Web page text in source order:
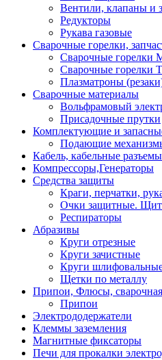
Вентили, клапаны и
Редукторы
Рукава газовые
Сварочные горелки,
Сварочные горелки
Сварочные горелки
Плазматроны
Сварочные материалы
Вольфрамовый
Присадочные прутки
Комплектующие и
Подающие
Кабель, кабельные
Компрессоры,Генераторы
Средства защиты
Краги, перчатки,
Очки защитные.
Респираторы
Абразивы
Круги отрезные
Круги зачистные
Круги
Щетки по металлу
Припои, Флюсы,
Припои
Электрододержатели
Клеммы заземления
Магнитные фиксаторы
Печи для прокалки